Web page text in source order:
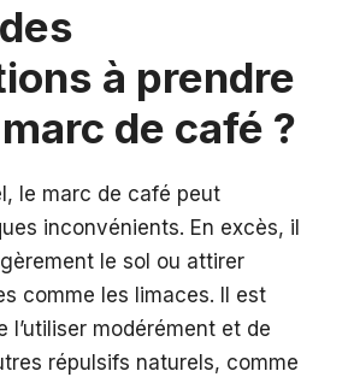
à prendre
de café ?
le marc de café peut
inconvénients. En excès, il
le sol ou attirer
comme les limaces. Il est
l’utiliser modérément et de
répulsifs naturels, comme